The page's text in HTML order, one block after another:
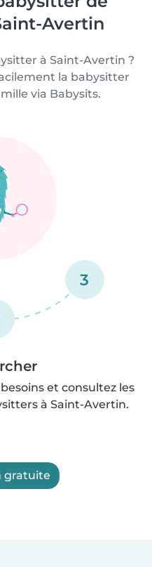
Avertin
à Saint-Avertin ?
la babysitter
via Babysits.
3
et consultez les
à Saint-Avertin.
gratuite